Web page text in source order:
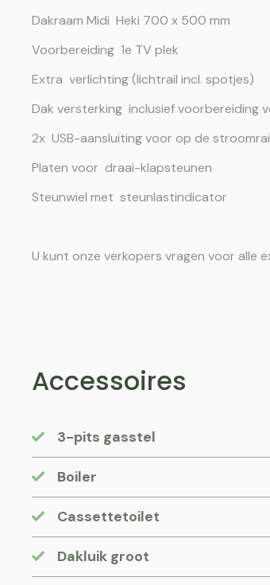
Dakraam Midi Heki 700 x 500 mm
Voorbereiding 1e TV plek
Extra verlichting (lichtrail incl. spotjes)
Dak versterking inclusief voorbereiding
2x USB-aansluiting voor op de
Platen voor draai-klapsteunen
Steunwiel met steunlastindicator
U kunt onze verkopers vragen voor alle
Accessoires
3-pits gasstel
Boiler
Cassettetoilet
Dakluik groot